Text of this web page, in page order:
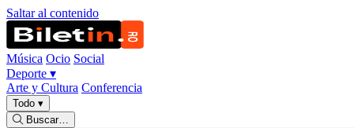
Saltar al contenido
Música Ocio Social
Deporte ▾
Arte y Cultura Conferencia
Todo ▾
Buscar…